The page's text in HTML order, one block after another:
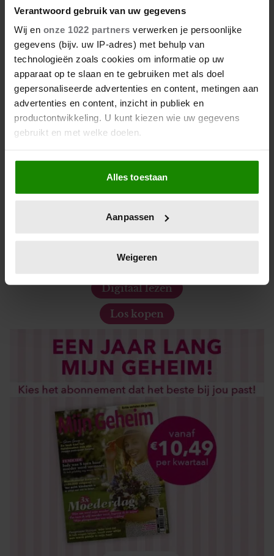
Verantwoord gebruik van uw gegevens
Wij en onze 1022 partners verwerken je persoonlijke
gegevens (bijv. uw IP-adres) met behulp van
technologieën zoals cookies om informatie op uw
apparaat op te slaan en te gebruiken met als doel
gepersonaliseerde advertenties en content, metingen aan
advertenties en content, inzicht in publiek en
productontwikkeling. U kunt kiezen wie uw gegevens
gebruikt en met welke doelen.
Als u het toestaat, willen we ook graag:
Informatie verzamelen over uw geografische locatie,
die tot een paar meter nauwkeurig kan zijn
op specifieke eigenschappen (fingerprinting)
verwerkt en stel uw voorkeuren in het
intrekken in de Cookieverklaring.
We gebruiken cookies om content en advertenties te
personaliseren, om functies voor social media te bieden
en om ons websiteverkeer te analyseren. Ook delen we
informatie over uw gebruik van onze site met onze
partners voor social media, adverteren en analyse. Deze
partners kunnen deze gegevens combineren met andere
verzameld op basis van uw gebruik van hun services. U
gaat akkoord met onze cookies als u onze website blijft
Alles toestaan
Aanpassen
Weigeren
Abonneren
Digitaal lezen
Los kopen